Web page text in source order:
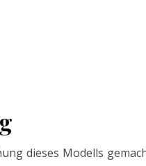
dieses Modells